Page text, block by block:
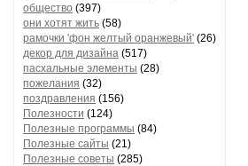
общество (397)
они хотят жить (58)
рамочки 'фон желтый оранжевый' (26)
декор для дизайна (517)
пасхальные элементы (28)
пожелания (32)
поздравления (156)
Полезности (124)
Полезные программы (84)
Полезные сайты (21)
Полезные советы (285)